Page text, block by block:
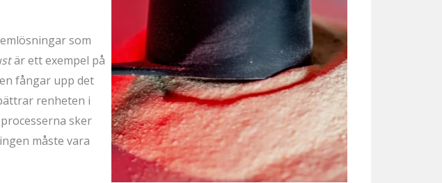
som
är ett exempel på
fångar upp det
renheten i
sker
måste vara